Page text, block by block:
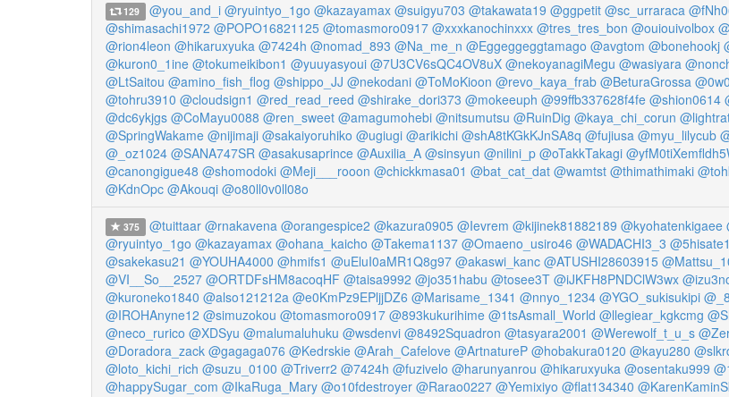
129 @you_and_i @ryuintyo_1go @kazayamax @suigyu703 @takawata19 @ggpetit @sc_urraraca
@shimasachi1972 @POPO16821125 @tomasmoro0917 @xxxkanochinxxx @tres_tres_bon @ouiouivolbox
@rion4leon @hikaruxyuka @7424h @nomad_893 @Na_me_n @Eggeggeggtamago @avgtom @bonehookj
@kuron0_1ine @tokumeikibon1 @yuuyasyoui @7U3CV6sQC4OV8uX @nekoyanagiMegu @wasiyara
@LtSaitou @amino_fish_flog @shippo_JJ @nekodani @ToMoKioon @revo_kaya_frab @BeturaGrossa
@tohru3910 @cloudsign1 @red_read_reed @shirake_dori373 @mokeeuph @99ffb337628f4fe @shion0614
@dc6ykjgs @CoMayu0088 @ren_sweet @amagumohebi @nitsumutsu @RuinDig @kaya_chi_corun
@SpringWakame @nijimaji @sakaiyoruhiko @ugiugi @arikichi @shA8tKGkKJnSA8q @fujiusa @myu_lilycub
@_oz1024 @SANA747SR @asakusaprince @Auxilia_A @sinsyun @nilini_p @oTakkTakagi
@canongigue48 @shomodoki @Meji___rooon @chickkmasa01 @bat_cat_dat @wamtst @thimathimaki
@KdnOpc @Akouqi @o80ll0v0ll08o
375 @tuittaar @rnakavena @orangespice2 @kazura0905 @Ievrem @kijinek81882189 @kyohatenkigaee
@ryuintyo_1go @kazayamax @ohana_kaicho @Takema1137 @Omaeno_usiro46 @WADACHI3_3
@sakekasu21 @YOUHA4000 @hmifs1 @uEluI0aMR1Q8g97 @akaswi_kanc @ATUSHI28603915
@VI__So__2527 @ORTDFsHM8acoqHF @taisa9992 @jo351habu @tosee3T @iJKFH8PNDClW3wx
@kuroneko1840 @also121212a @e0KmPz9EPljjDZ6 @Marisame_1341 @nnyo_1234 @YGO_sukisukipi
@IROHAnyne12 @simuzokou @tomasmoro0917 @893kukurihime @1tsAsmall_World @llegiear_kgkcmg
@neco_rurico @XDSyu @malumaluhuku @wsdenvi @8492Squadron @tasyara2001 @Werewolf_t_u_s
@Doradora_zack @gagaga076 @Kedrskie @Arah_Cafelove @ArtnatureP @hobakura0120 @kayu280
@loto_kichi_rich @suzu_0100 @Triverr2 @7424h @fuzivelo @harunyanrou @hikaruxyuka @osentaku999
@happySugar_com @IkaRuga_Mary @o10fdestroyer @Rarao0227 @Yemixiyo @flat134340